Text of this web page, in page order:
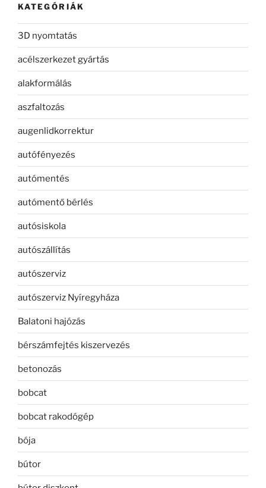
KATEGÓRIÁK
3D nyomtatás
acélszerkezet gyártás
alakformálás
aszfaltozás
augenlidkorrektur
autófényezés
autómentés
autómentő bérlés
autósiskola
autószállítás
autószerviz
autószerviz Nyíregyháza
Balatoni hajózás
bérszámfejtés kiszervezés
betonozás
bobcat
bobcat rakodógép
bója
bútor